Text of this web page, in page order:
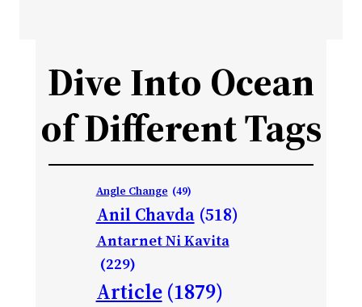
Dive Into Ocean
of Different Tags
Angle Change (49)
Anil Chavda (518)
Antarnet Ni Kavita
(229)
Article (1879)